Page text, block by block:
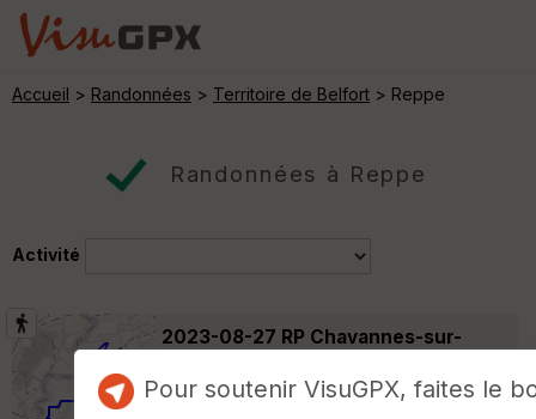
Accueil > Randonnées > Territoire de Belfort > Reppe
Randonnées à Reppe
Activité
2023-08-27 RP Chavannes-sur-
16 km
Pour soutenir VisuGPX, faites le